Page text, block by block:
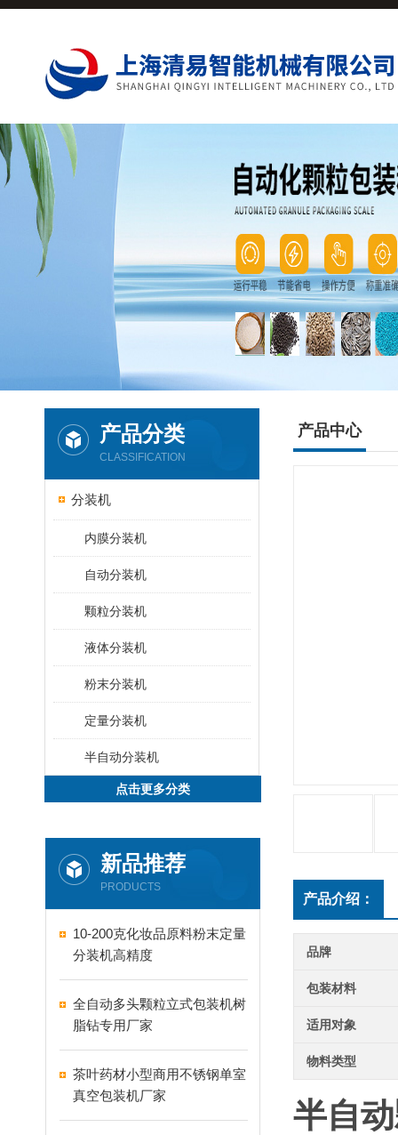
产品分类
CLASSIFICATION
分装机
内膜分装机
自动分装机
颗粒分装机
液体分装机
粉末分装机
定量分装机
半自动分装机
点击更多分类
新品推荐
PRODUCTS
10-200克化妆品原料粉末定量
分装机高精度
全自动多头颗粒立式包装机树
脂钻专用厂家
茶叶药材小型商用不锈钢单室
真空包装机厂家
产品中心
产品介绍：
品牌
包装材料
适用对象
物料类型
半自